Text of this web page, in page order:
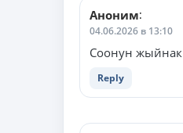
Аноним:
04.06.2026 в 13:10
Соонун жыйнак
Reply